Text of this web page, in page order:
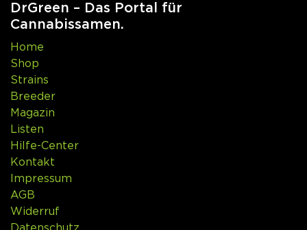
DrGreen – Das Portal für
Cannabissamen.
Home
Shop
Strains
Breeder
Magazin
Listen
Hilfe-Center
Kontakt
Impressum
AGB
Widerruf
Datenschutz